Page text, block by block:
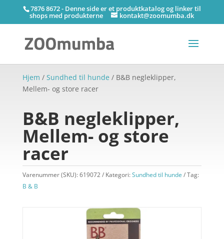
7876 8672 - Denne side er et produktkatalog og linker til
shops med produkterne kontakt@zoomumba.dk
Hjem / Sundhed til hunde / B&B negleklipper,
Mellem- og store racer
B&B negleklipper,
Mellem- og store
racer
Varenummer (SKU):619072 Kategori:Sundhed til hunde
Tag:
B & B